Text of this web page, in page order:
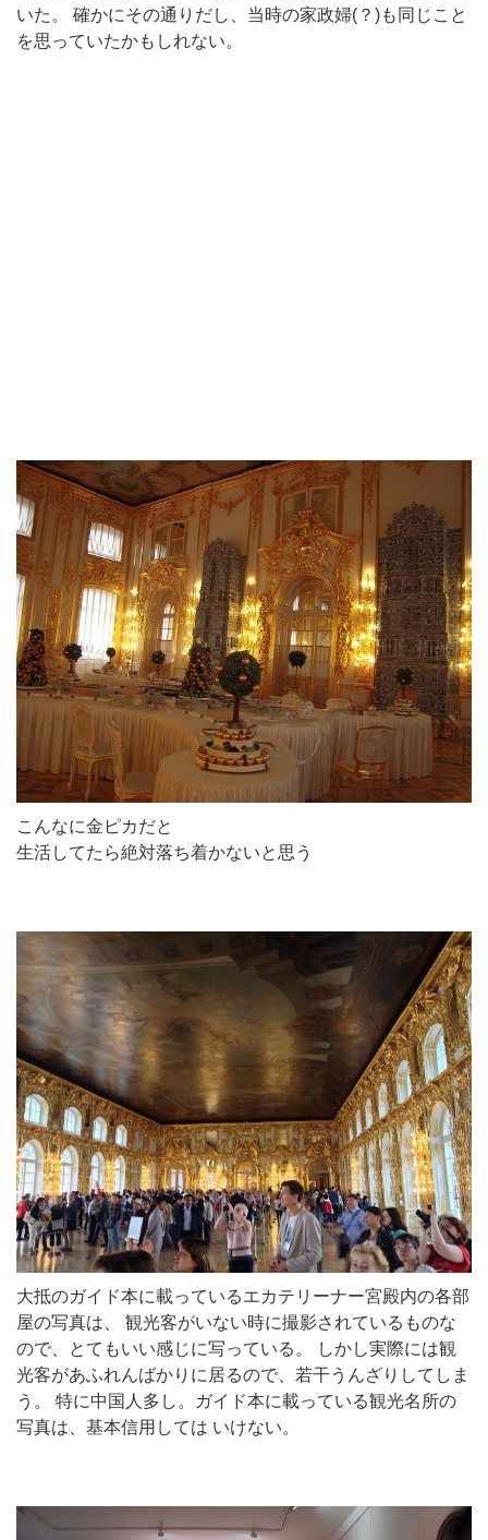
いた。 確かにその通りだし、当時の家政婦(？)も同じこと
を思っていたかもしれない。
こんなに金ピカだと
生活してたら絶対落ち着かないと思う
大抵のガイド本に載っているエカテリーナー宮殿内の各部
屋の写真は、 観光客がいない時に撮影されているものな
ので、とてもいい感じに写っている。 しかし実際には観
光客があふれんばかりに居るので、若干うんざりしてしま
う。 特に中国人多し。ガイド本に載っている観光名所の
写真は、基本信用しては いけない。